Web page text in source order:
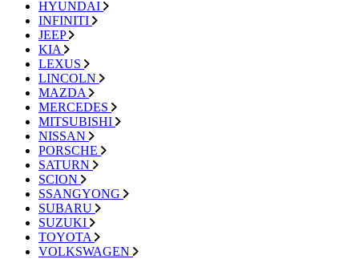
HYUNDAI
INFINITI
JEEP
KIA
LEXUS
LINCOLN
MAZDA
MERCEDES
MITSUBISHI
NISSAN
PORSCHE
SATURN
SCION
SSANGYONG
SUBARU
SUZUKI
TOYOTA
VOLKSWAGEN